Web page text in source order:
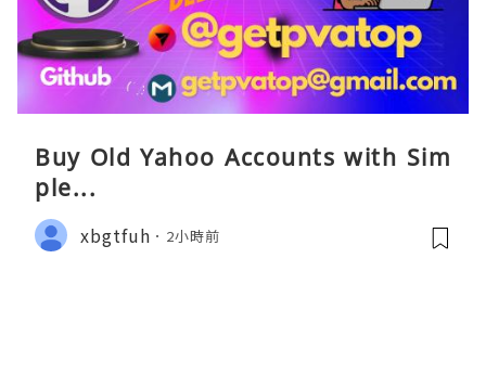
Buy Old Yahoo Accounts with Sim
ple...
xbgtfuh 2小時前